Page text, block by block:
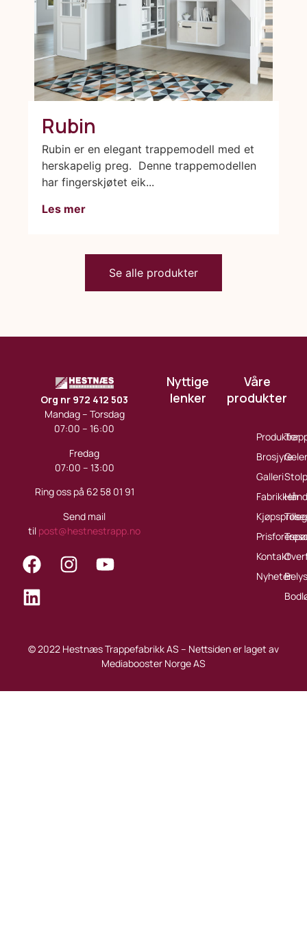
Rubin
Rubin er en elegant trappemodell med et
herskapelig preg. Denne trappemodellen
har fingerskjøtet eik...
Les mer
Se alle produkter
Org nr 972 412 503
Mandag – Torsdag
07:00 – 16:00
Fredag
07:00 – 13:00
Ring oss på 62 58 01 91
Send mail
til post@hestnestrapp.no
Nyttige
lenker
Produkter
Brosjyre
Galleri
Fabrikken
Kontakt
Nyheter
Våre
produkter
© 2022 Hestnæs Trappefabrikk AS – Nettsiden er laget av
Mediabooster Norge AS